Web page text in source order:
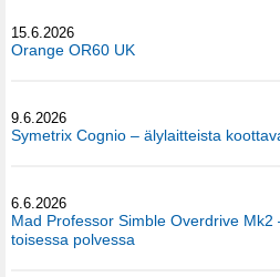
15.6.2026
Orange OR60 UK
9.6.2026
Symetrix Cognio – älylaitteista
6.6.2026
Mad Professor Simble Overdrive
toisessa polvessa